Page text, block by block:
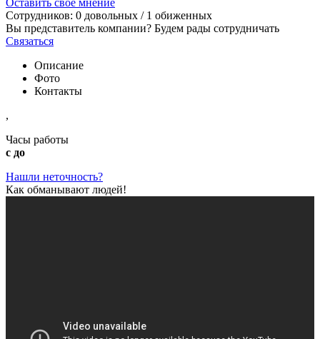
Сотрудников: 0 довольных / 1 обиженных
Вы представитель компании? Будем рады сотрудничать
Связаться
Описание
Фото
Контакты
,
Часы работы
с до
Нашли неточность?
Как обманывают людей!